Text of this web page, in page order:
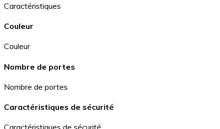
Caractéristiques
Couleur
Couleur
Nombre de portes
Nombre de portes
Caractéristiques de sécurité